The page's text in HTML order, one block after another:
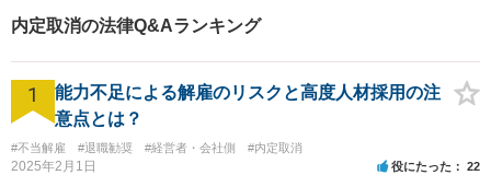
内定取消の法律Q&Aランキング
1
能力不足による解雇のリスクと高度人材採用の注
意点とは？
#不当解雇 #退職勧奨 #経営者・会社側 #内定取消
2025年2月1日 役にたった 22